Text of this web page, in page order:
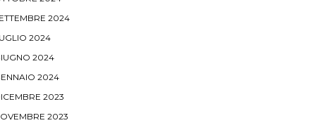
2024
2024
2024
2024
2023
2023